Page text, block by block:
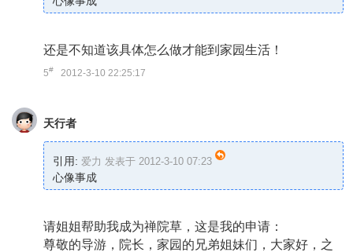
还是不知道该具体怎么做才能到家园生活！
5# 2012-3-10 22:25:17
天行者
引用: 爱力 发表于 2012-3-10 07:23
心像事成
请姐姐帮助我成为禅院草，这是我的申请：
尊敬的导游，院长，家园的兄弟姐妹们，大家好，之